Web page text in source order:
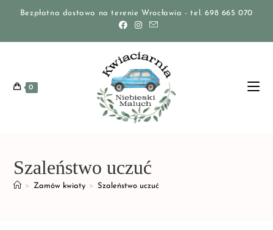
Bezpłatna dostawa na terenie Wrocławia - tel. 698 665 070
0
Szaleństwo uczuć
> Zamów kwiaty > Szaleństwo uczuć